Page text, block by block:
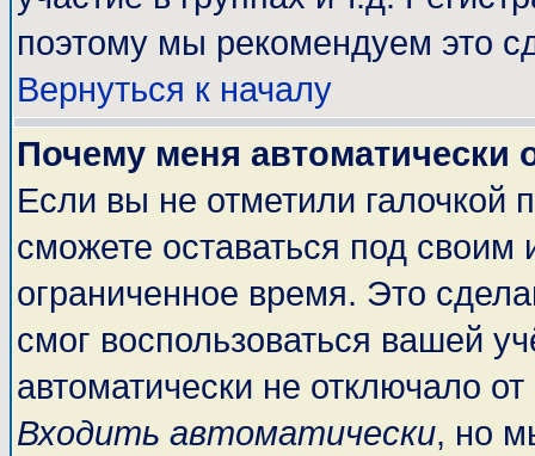
поэтому мы рекомендуем это
Вернуться к началу
Почему меня автоматически
Если вы не отметили галочкой
сможете оставаться под
ограниченное время. Это
смог воспользоваться вашей
автоматически не отключало
Входить автоматически, но